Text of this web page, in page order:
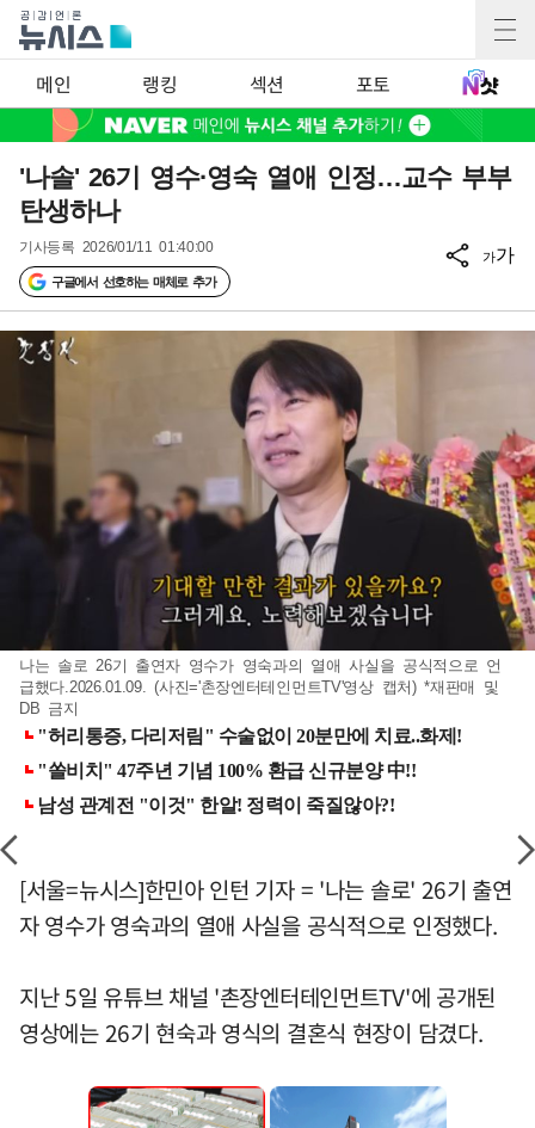
메인 랭킹 섹션 포토
'나솔' 26기 영수·영숙 열애 인정…교수 부부
탄생하나
기사등록 2026/01/11 01:40:00
구글에서 선호하는 매체로 추가
가가
나는 솔로 26기 출연자 영수가 영숙과의 열애 사실을 공식적으로 언
급했다.2026.01.09. (사진='촌장엔터테인먼트TV'영상 캡처) *재판매 및
DB 금지
[서울=뉴시스]한민아 인턴 기자 = '나는 솔로' 26기 출연
자 영수가 영숙과의 열애 사실을 공식적으로 인정했다.
지난 5일 유튜브 채널 '촌장엔터테인먼트TV'에 공개된
영상에는 26기 현숙과 영식의 결혼식 현장이 담겼다.